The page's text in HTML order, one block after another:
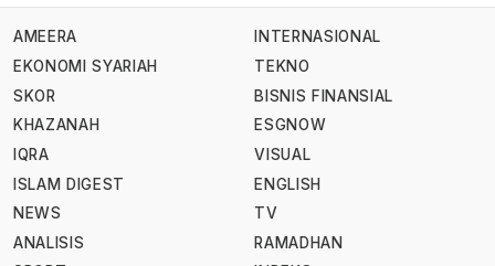
AMEERA
EKONOMI SYARIAH
SKOR
KHAZANAH
IQRA
ISLAM DIGEST
NEWS
ANALISIS
INTERNASIONAL
TEKNO
BISNIS FINANSIAL
ESGNOW
VISUAL
ENGLISH
TV
RAMADHAN